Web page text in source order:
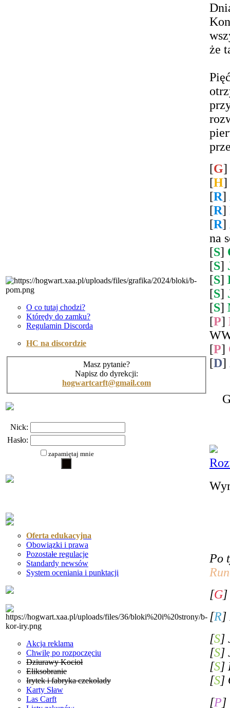
O co tutaj chodzi?
Którędy do zamku?
Regulamin Discorda
HC na discordzie
Masz pytanie?
Napisz do dyrekcji:
hogwartcarft@gmail.com
Nick:
Hasło:
zapamiętaj mnie
Oferta edukacyjna
Obowiązki i prawa
Pozostałe regulacje
Standardy newsów
System oceniania i punktacji
Akcja reklama
Chwilę po rozpoczęciu
Dziurawy Kocioł
Eliksobranie
Irytek i fabryka czekolady
Karty Sław
Las Carft
że
[G]
[H]
[R]
[R]
[R]
na
[S]
[S]
[S]
[S]
[S]
[P]
[P]
[D]
Po
[G]
[R]
[S]
[S]
[S]
[S]
[P]